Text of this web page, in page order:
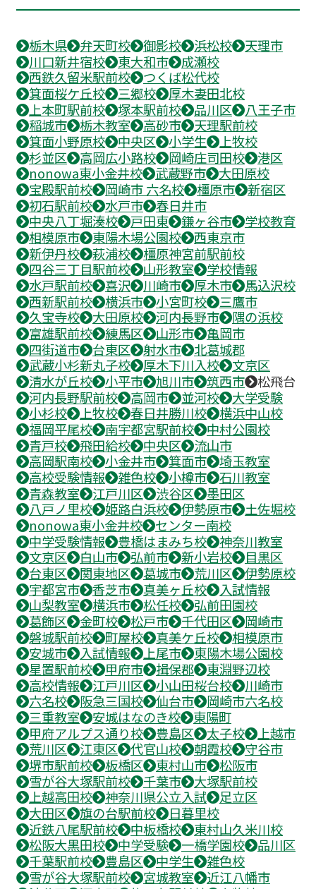
栃木県 弁天町校 御影校 浜松校
天理市
川口新井宿校
東大和市
成瀬校
西鉄久留米駅前校
つくば松代校
箕面桜ケ丘校
三郷校
厚木妻田北校
上本町駅前校
塚本駅前校 品川区
八王子市
稲城市
栃木教室 高砂市
天理駅前校
箕面小野原校
中央区 小学生
上牧校
杉並区
高岡広小路校 岡崎庄司田校
港区
nonowa東小金井校
武蔵野市
大田原校
宝殿駅前校
岡崎市 六名校 橿原市
新宿区
初石駅前校
水戸市
春日井市
中央八丁堀湊校
戸田東 鎌ヶ谷市
学校教育
相模原市
東陽木場公園校
西東京市
新伊丹校
萩浦校
橿原神宮前駅前校
四谷三丁目駅前校
山形教室
学校情報
水戸駅前校
喜沢 川崎市 厚木市
馬込沢校
西新駅前校
横浜市 小宮町校
三鷹市
久宝寺校
大田原校 河内長野市
隅の浜校
富雄駅前校
練馬区 山形市
亀岡市
四街道市
台東区 射水市
北葛城郡
武蔵小杉新丸子校
厚木下川入校
文京区
清水が丘校
小平市 旭川市 筑西市
松飛台
河内長野駅前校
高岡市 並河校
大学受験
小杉校
上牧校 春日井勝川校
横浜中山校
福岡平尾校
南宇都宮駅前校
中村公園校
青戸校
飛田給校 中央区
流山市
高岡駅南校
小金井市 箕面市
埼玉教室
高校受験情報
雑色校 小樽市
石川教室
青森教室
江戸川区 渋谷区
墨田区
八戸ノ里校
姫路白浜校 伊勢原市
土佐堀校
nonowa東小金井校
センター南校
中学受験情報
豊橋はまみち校
神奈川教室
文京区
白山市 弘前市 新小岩校
目黒区
台東区
関東地区 葛城市 荒川区
伊勢原校
宇都宮市
香芝市 真美ヶ丘校
入試情報
山梨教室
横浜市 松任校
弘前田園校
葛飾区
金町校 松戸市 千代田区
岡崎市
磐城駅前校
町屋校 真美ケ丘校
相模原市
安城市
入試情報 上尾市
東陽木場公園校
星置駅前校
甲府市 揖保郡
東淵野辺校
高校情報
江戸川区 小山田桜台校
川崎市
六名校
阪急三国校 仙台市
岡崎市六名校
三重教室
安城はなのき校
東陽町
甲府アルプス通り校
豊島区 太子校
上越市
荒川区
江東区 代官山校 朝霞校
守谷市
堺市駅前校
板橋区 東村山市
松阪市
雪が谷大塚駅前校
千葉市
大塚駅前校
上越高田校
神奈川県公立入試
足立区
大田区
旗の台駅前校
日暮里校
近鉄八尾駅前校
中板橋校
東村山久米川校
松阪大黒田校
中学受験 一橋学園校
品川区
千葉駅前校
豊島区 中学生
雑色校
雪が谷大塚駅前校
宮城教室
近江八幡市